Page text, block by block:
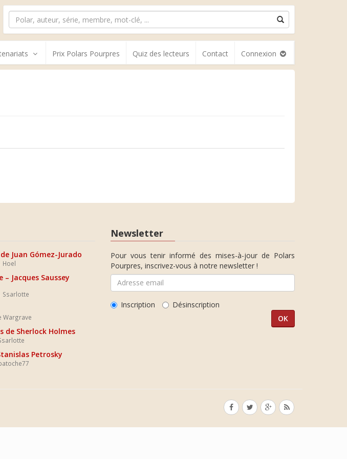
Prix Polars Pourpres Quiz des lecteurs Contact Connexion
Juan Gómez-Jurado
Hoel
Jacques Saussey
Ssarlotte
Wargrave
de Sherlock Holmes
Petrosky
Newsletter
Pour vous tenir informé des mises-à-jour de Polars
Pourpres, inscrivez-vous à notre newsletter !
Inscription Désinscription